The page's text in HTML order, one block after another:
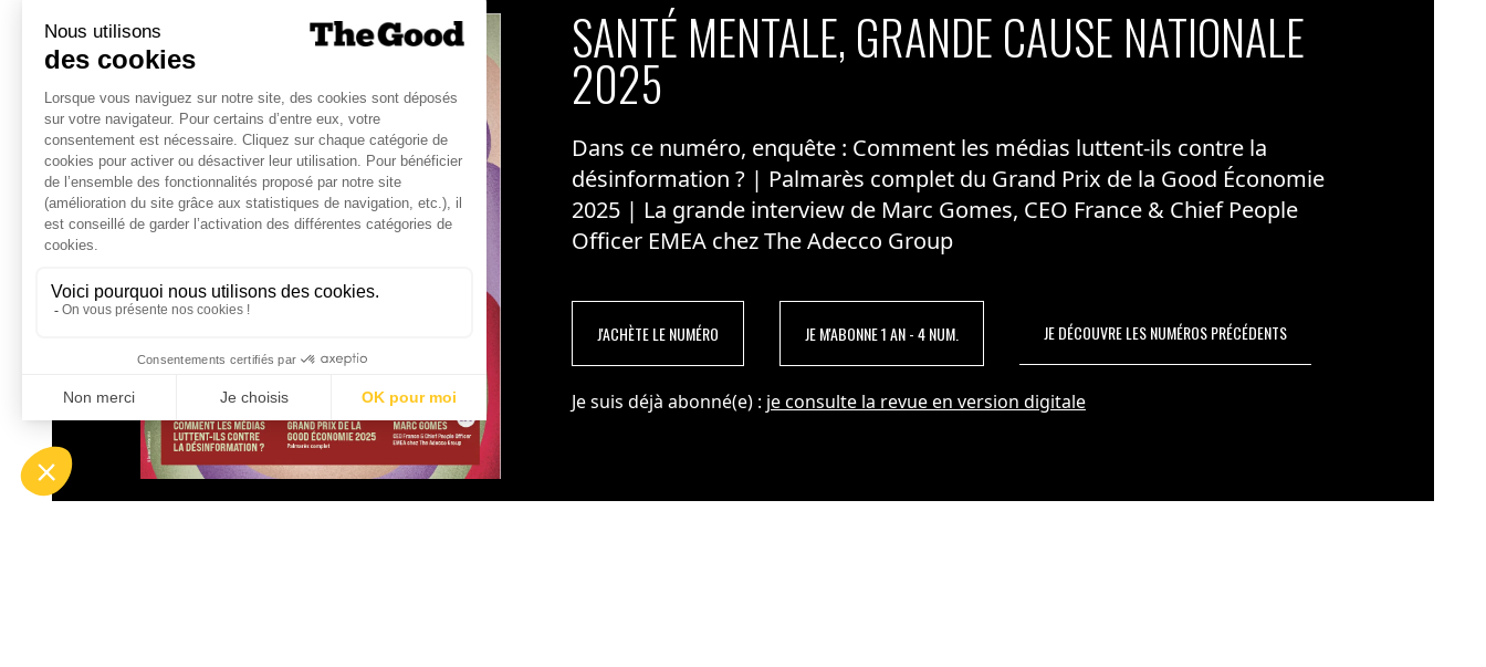
SANTÉ MENTALE, GRANDE CAUSE NATIONALE
2025
Dans ce numéro, enquête : Comment les médias luttent-ils contre la
désinformation ? | Palmarès complet du Grand Prix de la Good Économie
2025 | La grande interview de Marc Gomes, CEO France & Chief People
Officer EMEA chez The Adecco Group
J'ACHÈTE LE NUMÉRO JE M'ABONNE 1 AN - 4 NUM. JE DÉCOUVRE LES NUMÉROS PRÉCÉDENTS
Je suis déjà abonné(e) : je consulte la revue en version digitale